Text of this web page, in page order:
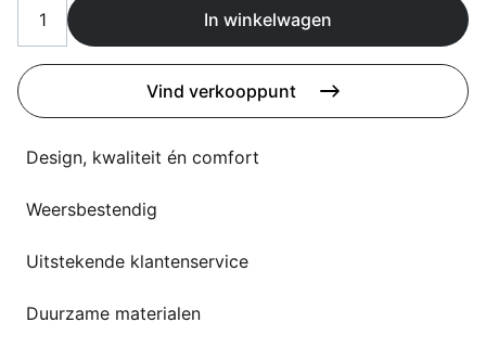
Overig
Deals
Flagship stores
Contact
Support
Nieuws
Events
Werken bij
In winkelwagen
Vind verkooppunt
Design, kwaliteit én comfort
Weersbestendig
Uitstekende klantenservice
Duurzame materialen